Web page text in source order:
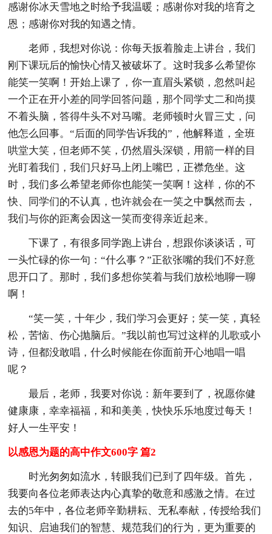
感谢你冰天雪地之时给予我温暖；感谢你对我的培育之
恩；感谢你对我的知遇之情。
老师，我想对你说：你每天扳着脸走上讲台，我们
刚下课玩后的愉快心情又被破坏了。这时我多么希望你
能笑一笑啊！开始上课了，你一直眉头紧锁，忽然叫起
一个正在开小差的同学回答问题，那个同学丈二和尚摸
不着头脑，答得牛头不对马嘴。老师顿时火冒三丈，问
他怎么回事。“后面的同学告诉我的”，他解释道，全班
哄堂大笑，但老师不笑，仍然眉头深锁，用箭一样的目
光盯着我们，我们只好马上闭上嘴巴，正襟危坐。这
时，我们多么希望老师你也能笑一笑啊！这样，你的不
快、同学们的不认真，也许就会在一笑之中飘然而去，
我们与你的距离会因这一笑而变得亲近起来。
下课了，有很多同学跑上讲台，想跟你谈谈话，可
一头忙碌的你一句：“什么事？”正欲张嘴的我们不好意
思开口了。那时，我们多想你笑着与我们放松地聊一聊
啊！
“笑一笑，十年少，我们学习会更好；笑一笑，真轻
松，苦恼、伤心抛脑后。”我以前也写过这样的儿歌或小
诗，但都没敢唱，什么时候能在你面前开心地唱一唱
呢？
最后，老师，我要对你说：新年要到了，祝愿你健
健康康，幸幸福福，和和美美，快快乐乐地度过每天！
好人一生平安！
以感恩为题的高中作文600字 篇2
时光匆匆如流水，转眼我们已到了四年级。首先，
我要向各位老师表达内心真挚的敬意和感激之情。在过
去的5年中，各位老师辛勤耕耘、无私奉献，传授给我们
知识、启迪我们的智慧、规范我们的行为，更为重要的